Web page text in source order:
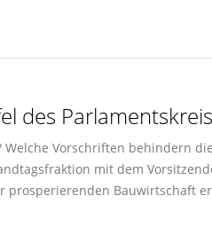
des
Vorschriften behindern
mit dem
Bauwirtschaft